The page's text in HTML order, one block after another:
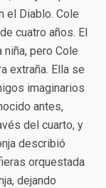
el Diablo. Cole
cuatro años. El
pero Cole
extraña. Ella se
imaginarios
antes,
del cuarto, y
describió
orquestada
dejando